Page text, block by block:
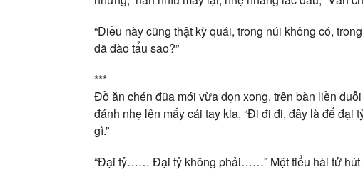
“Điều này cũng thật kỳ quái, trong núi không có,
đã đào tẩu sao?”
***
Đồ ăn chén đũa mới vừa dọn xong, trên bàn liền
đánh nhẹ lên mấy cái tay kia, “Đi đi đi, đây là để
gì.”
“Đại tỷ…… Đại tỷ không phải……” Một tiểu hài tử hút